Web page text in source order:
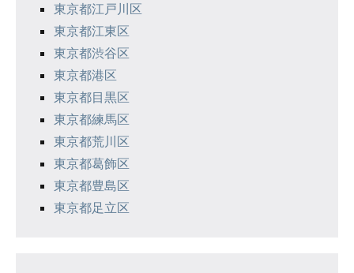
東京都江戸川区
東京都江東区
東京都渋谷区
東京都港区
東京都目黒区
東京都練馬区
東京都荒川区
東京都葛飾区
東京都豊島区
東京都足立区